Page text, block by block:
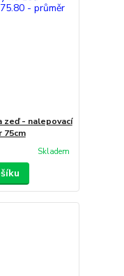
- nalepovací
75cm
Skladem